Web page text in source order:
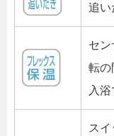
追い
セン
転の
入浴
ス